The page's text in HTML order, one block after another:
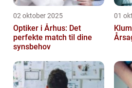
02 oktober 2025
Optiker i Århus: Det
perfekte match til dine
synsbehov
01